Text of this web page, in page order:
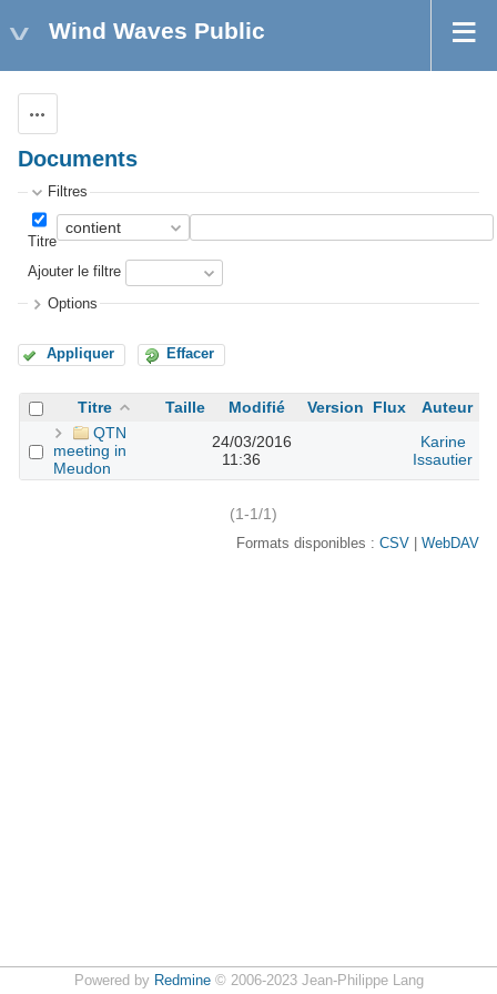
Wind Waves Public
Documents
Filtres
Titre
Ajouter le filtre
Options
Appliquer Effacer
Titre Taille Modifié Version Flux
Auteur
QTN
meeting in
Meudon
24/03/2016
11:36
Karine
Issautier
(1-1/1)
Formats disponibles : CSV WebDAV
Powered by Redmine© 2006-2023 Jean-Philippe Lang